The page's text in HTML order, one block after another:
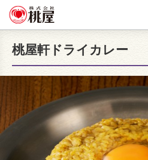
桃屋軒ドライカレー